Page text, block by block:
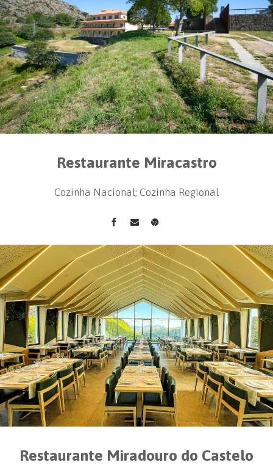
Restaurante Miracastro
Cozinha Nacional; Cozinha Regional
Restaurante Miradouro do Castelo